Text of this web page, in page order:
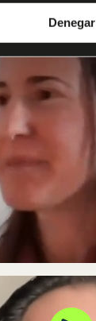
Denegar